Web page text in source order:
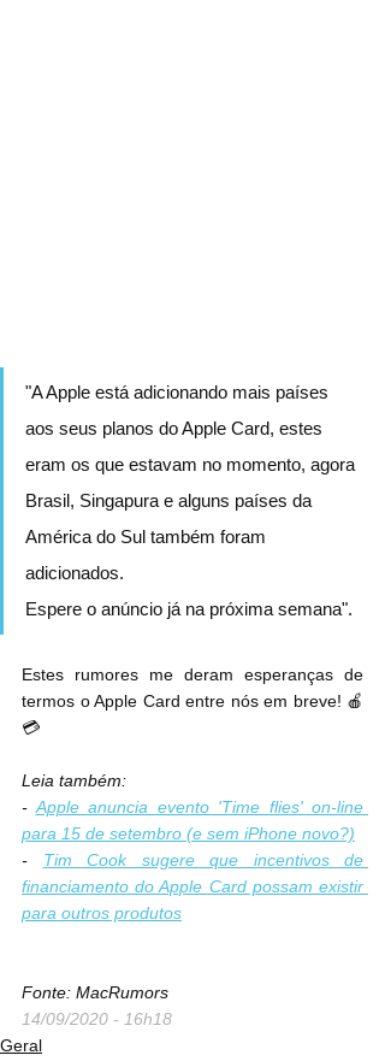
"A Apple está adicionando mais países
aos seus planos do Apple Card, estes
eram os que estavam no momento, agora
Brasil, Singapura e alguns países da
América do Sul também foram
adicionados.
Espere o anúncio já na próxima semana".
Estes rumores me deram esperanças de
termos o Apple Card entre nós em breve! 🍎
💳
Leia também:
- Apple anuncia evento 'Time flies' on-line
para 15 de setembro (e sem iPhone novo?)
- Tim Cook sugere que incentivos de
financiamento do Apple Card possam existir
para outros produtos
Fonte: MacRumors
14/09/2020 - 16h18
Geral